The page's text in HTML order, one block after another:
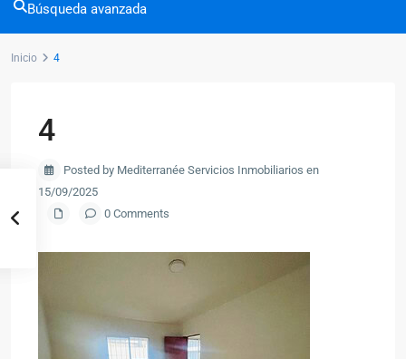
Búsqueda avanzada
Inicio 4
4
Posted by Mediterranée Servicios Inmobiliarios en
15/09/2025
0 Comments